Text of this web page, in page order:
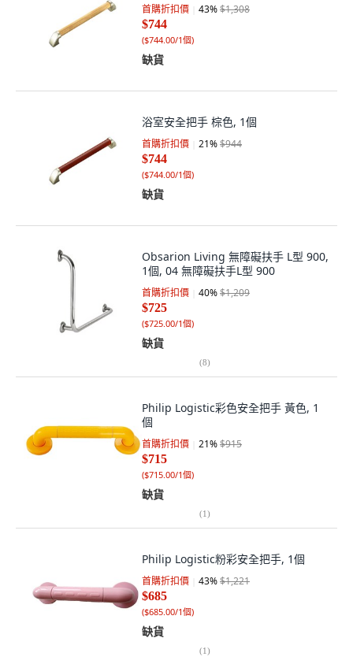
首購折扣價 43%$1,308
$744
($744.00/1個)
缺貨
浴室安全把手 棕色, 1個
首購折扣價 21%$944
$744
($744.00/1個)
缺貨
Obsarion Living 無障礙扶手 L型 900,
1個, 04 無障礙扶手L型 900
首購折扣價 40%$1,209
$725
($725.00/1個)
缺貨
(8)
Philip Logistic彩色安全把手 黃色, 1
個
首購折扣價 21%$915
$715
($715.00/1個)
缺貨
(1)
Philip Logistic粉彩安全把手, 1個
首購折扣價 43%$1,221
$685
($685.00/1個)
缺貨
(1)